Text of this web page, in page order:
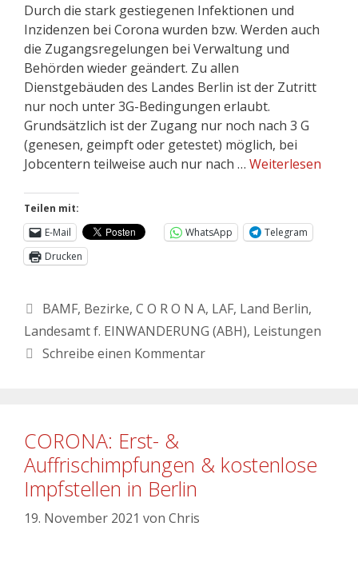
Durch die stark gestiegenen Infektionen und
Inzidenzen bei Corona wurden bzw. Werden auch
die Zugangsregelungen bei Verwaltung und
Behörden wieder geändert. Zu allen
Dienstgebäuden des Landes Berlin ist der Zutritt
nur noch unter 3G-Bedingungen erlaubt.
Grundsätzlich ist der Zugang nur noch nach 3 G
(genesen, geimpft oder getestet) möglich, bei
Jobcentern teilweise auch nur nach … Weiterlesen
Teilen mit:
E-Mail
WhatsApp
Telegram
Drucken
BAMF, Bezirke, C O R O N A, LAF, Land Berlin,
Landesamt f. EINWANDERUNG (ABH), Leistungen
Schreibe einen Kommentar
CORONA: Erst- &
Auffrischimpfungen & kostenlose
Impfstellen in Berlin
19. November 2021 von Chris